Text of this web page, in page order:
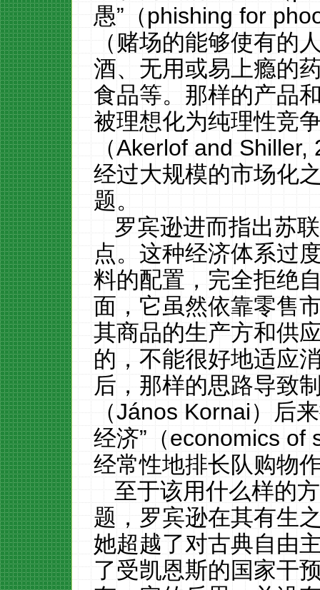
愚”（phishing for
（赌场的能够使有的
酒、无用或易上瘾的
食品等。那样的产品
被理想化为纯理性竞
（Akerlof and Shiller,
经过大规模的市场化
题。
罗宾逊进而指出苏
点。这种经济体系过
料的配置，完全拒绝
面，它虽然依靠零售
其商品的生产方和供
的，不能很好地适应
后，那样的思路导致
（János Kornai）后
经济”（economics of
经常性地排长队购物
至于该用什么样的
题，罗宾逊在其有生
她超越了对古典自由
了受凯恩斯的国家干